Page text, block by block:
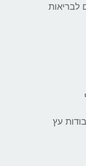
לבריאות
עץ